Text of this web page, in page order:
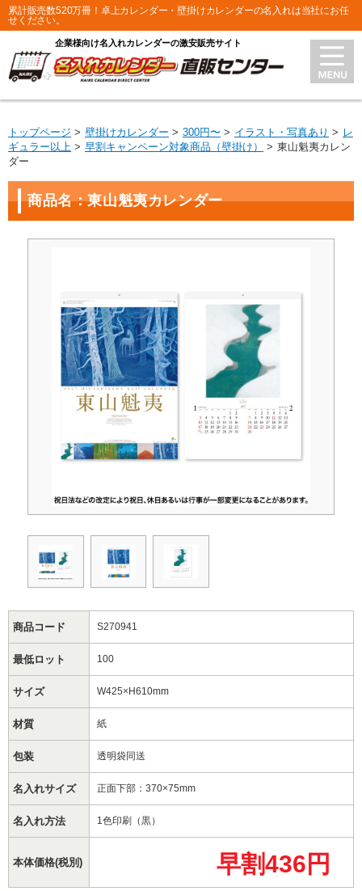
累計販売数520万冊！卓上カレンダー・壁掛けカレンダーの名入れは当社にお任
せください。
企業様向け名入れカレンダーの激安販売サイト
トップページ 壁掛けカレンダー 300円〜 イラスト・写真あり
レ
ギュラー以上
早割キャンペーン対象商品（壁掛け）
東山魁夷カレン
ダー
商品名：東山魁夷カレンダー
商品コード S270941
最低ロット 100
サイズ W425×H610mm
材質 紙
包装 透明袋同送
名入れサイズ 正面下部：370×75mm
名入れ方法 1色印刷（黒）
本体価格(税別) 早割436円